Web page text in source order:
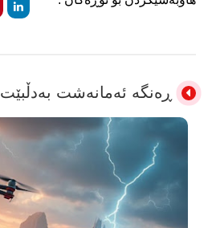
ڕەنگە ئەمانەشت بەدڵبێت